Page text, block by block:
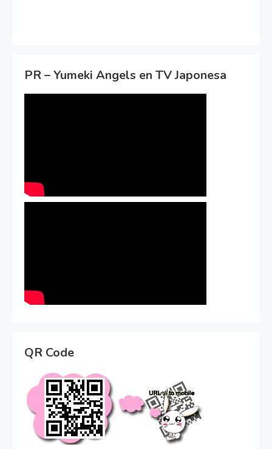
PR – Yumeki Angels en TV Japonesa
QR Code